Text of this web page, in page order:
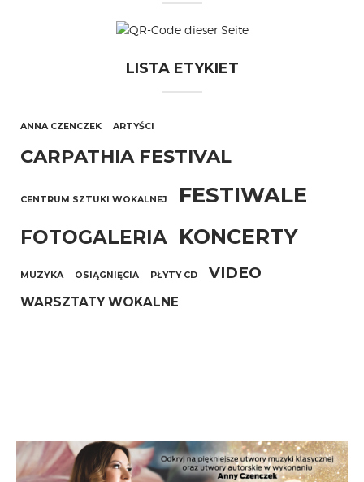
LISTA ETYKIET
ANNA CZENCZEK ARTYŚCI
CARPATHIA FESTIVAL
CENTRUM SZTUKI WOKALNEJ FESTIWALE
FOTOGALERIA KONCERTY
MUZYKA OSIĄGNIĘCIA PŁYTY CD VIDEO
WARSZTATY WOKALNE